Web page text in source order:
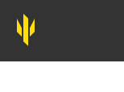
Trident